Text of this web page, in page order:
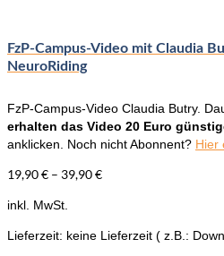
FzP-Campus-Video mit Claudia
NeuroRiding
FzP-Campus-Video Claudia Butry.
erhalten das Video 20 Euro
anklicken. Noch nicht Abonnent? Hier
19,90€ – 39,90€
inkl. MwSt.
Lieferzeit: keine Lieferzeit ( z.B.: